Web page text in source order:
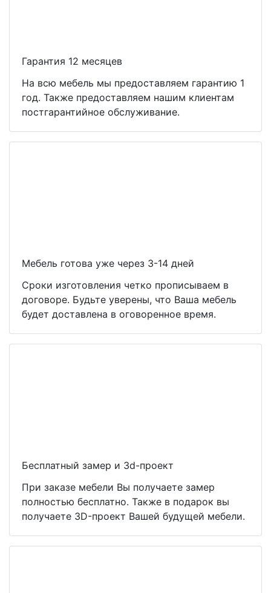
Гарантия 12 месяцев
На всю мебель мы предоставляем гарантию 1
год. Также предоставляем нашим клиентам
постгарантийное обслуживание.
Мебель готова уже через 3-14 дней
Сроки изготовления четко прописываем в
договоре. Будьте уверены, что Ваша мебель
будет доставлена в оговоренное время.
Бесплатный замер и 3d-проект
При заказе мебели Вы получаете замер
полностью бесплатно. Также в подарок вы
получаете 3D-проект Вашей будущей мебели.